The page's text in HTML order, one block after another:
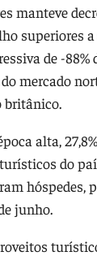
manteve
superiores a
de -88%
do mercado
britânico.
alta,
do
hóspedes,
junho.